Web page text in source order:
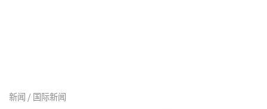
新闻 / 国际新闻